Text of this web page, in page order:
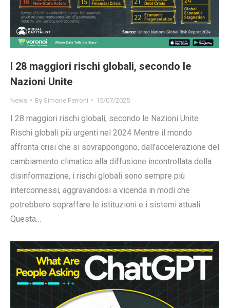
I 28 maggiori rischi globali, secondo le
Nazioni Unite
News By Simone Ferroni 15/07/2025
I 28 maggiori rischi globali, secondo le Nazioni Unite
Rischi globali più urgenti nel 2024 Mentre il mondo
affronta crisi che si sovrappongono, dall’accelerazione del
cambiamento climatico alla diffusione incontrollata della
disinformazione, i rischi globali sono sempre più
interconnessi, aggravandosi a vicenda in modi che
potrebbero sopraffare le istituzioni e i sistemi attuali.
Questa…